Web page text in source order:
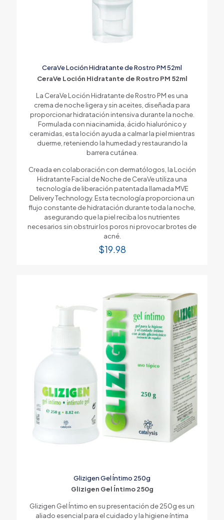
CeraVe Loción Hidratante de Rostro PM 52ml
CeraVe Loción Hidratante de Rostro PM 52ml
La CeraVe Loción Hidratante de Rostro PM es una
crema de noche ligera y sin aceites, diseñada para
proporcionar hidratación intensiva durante la noche.
Formulada con niacinamida, ácido hialurónico y
ceramidas, esta loción ayuda a calmar la piel mientras
duerme, reteniendo la humedad y restaurando la
barrera cutánea.
Creada en colaboración con dermatólogos, la Loción
Hidratante Facial de Noche de CeraVe utiliza una
tecnología de liberación patentada llamada MVE
Delivery Technology. Esta tecnología proporciona un
flujo constante de hidratación durante toda la noche,
asegurando que la piel reciba los nutrientes
necesarios sin obstruir los poros ni provocar brotes de
acné.
$19.98
Glizigen Gel Íntimo 250g
Glizigen Gel Íntimo 250g
Glizigen Gel Íntimo en su presentación de 250g es un
aliado esencial para el cuidado y la higiene íntima